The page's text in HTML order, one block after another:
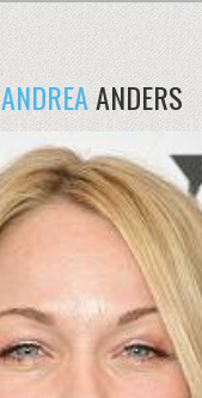
ANDREAANDERS